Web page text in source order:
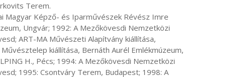
Terem.
Ungvár; 1992: A Mezőkövesdi Nemzetközi
ART-MA Művészeti Alapítvány kiállítása,
kiállítása, Bernáth Aurél Emlékmúzeum,
H., Pécs; 1994: A Mezőkövesdi Nemzetközi
1995: Csontváry Terem, Budapest; 1998: A